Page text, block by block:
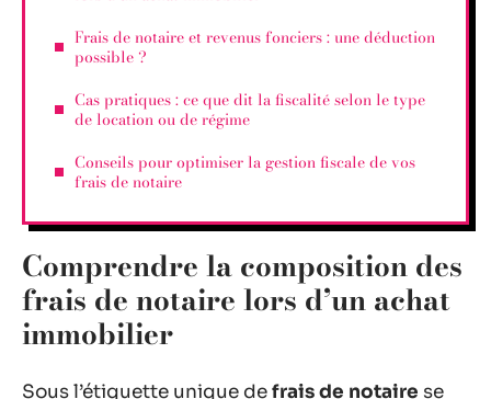
Frais de notaire et revenus fonciers : une déduction
possible ?
Cas pratiques : ce que dit la fiscalité selon le type
de location ou de régime
Conseils pour optimiser la gestion fiscale de vos
frais de notaire
Comprendre la composition des
frais de notaire lors d’un achat
immobilier
Sous l’étiquette unique defrais de notaire se